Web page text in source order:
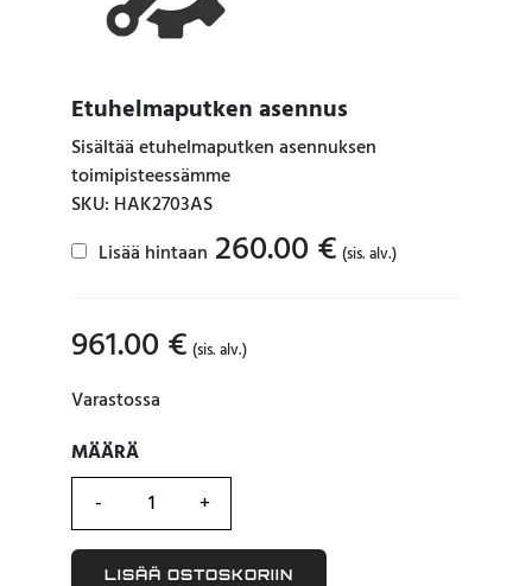
Etuhelmaputken asennus
Sisältää etuhelmaputken asennuksen
toimipisteessämme
SKU: HAK2703AS
Lisää hintaan 260.00 € (sis. alv.)
961.00 € (sis. alv.)
Varastossa
MÄÄRÄ
MÄÄRÄ
LISÄÄ OSTOSKORIIN